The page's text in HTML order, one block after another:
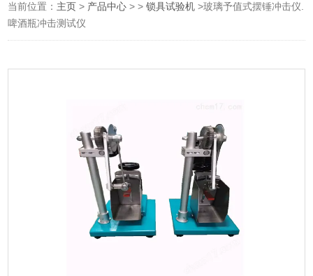
当前位置： 主页 > 产品中心 > >锁具试验机 >玻璃予值式摆锤冲击仪.
啤酒瓶冲击测试仪